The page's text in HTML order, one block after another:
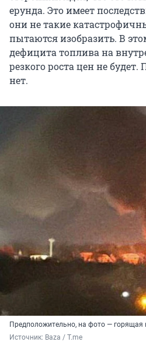
ерунда. Это имеет
они не такие
пытаются изобразить. В
дефицита топлива на
резкого роста цен не
нет.
Предположительно, на фото — горящая
Источник: Baza / T.me